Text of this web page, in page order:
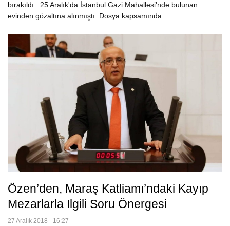
bırakıldı. 25 Aralık'da İstanbul Gazi Mahallesi'nde bulunan
evinden gözaltına alınmıştı. Dosya kapsamında…
Özen’den, Maraş Katliamı’ndaki Kayıp
Mezarlarla Ilgili Soru Önergesi
27 Aralık 2018 - 16:27